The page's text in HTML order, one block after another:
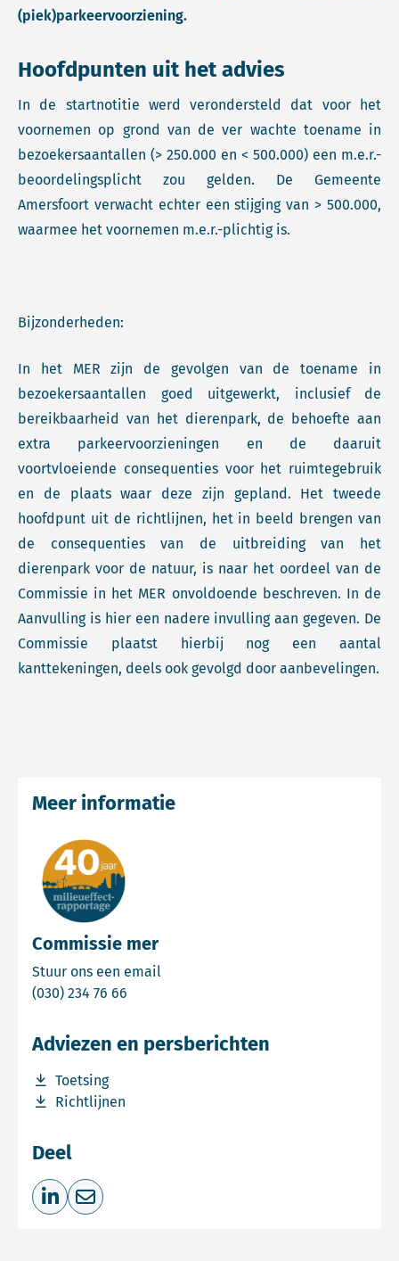
(piek)parkeervoorziening.
Hoofdpunten uit het advies
In de startnotitie werd verondersteld dat voor het
voornemen op grond van de ver wachte toename in
bezoekersaantallen (> 250.000 en < 500.000) een m.e.r.-
beoordelingsplicht zou gelden. De Gemeente
Amersfoort verwacht echter een stijging van > 500.000,
waarmee het voornemen m.e.r.-plichtig is.
Bijzonderheden:
In het MER zijn de gevolgen van de toename in
bezoekersaantallen goed uitgewerkt, inclusief de
bereikbaarheid van het dierenpark, de behoefte aan
extra parkeervoorzieningen en de daaruit
voortvloeiende consequenties voor het ruimtegebruik
en de plaats waar deze zijn gepland. Het tweede
hoofdpunt uit de richtlijnen, het in beeld brengen van
de consequenties van de uitbreiding van het
dierenpark voor de natuur, is naar het oordeel van de
Commissie in het MER onvoldoende beschreven. In de
Aanvulling is hier een nadere invulling aan gegeven. De
Commissie plaatst hierbij nog een aantal
kanttekeningen, deels ook gevolgd door aanbevelingen.
Commissie mer
Stuur ons een email
(030) 234 76 66
Meer informatie
Adviezen en persberichten
Toetsing
Download bestand Toetsing
Richtlijnen
Download bestand Richtlijnen
Deel
Deel op LinkedIn
Deel via e-mail